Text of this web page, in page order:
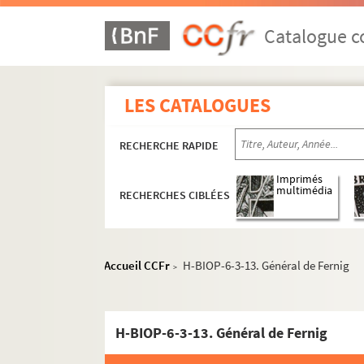
Catalogue
LES CATALOGUES
RECHERCHE RAPIDE
RECHERCHES CIBLÉES
Imprimés
multimédia
Accueil CCFr > H-BIOP-6-3-13. Général de Fernig
H-BIOP-6-3-13. Général de Fernig
H-BIOP-1. Rois et souverains européens
H-BIOP-5. Personnages historiques de A à C
H-BIOP-6. Personnages historiques de D à G